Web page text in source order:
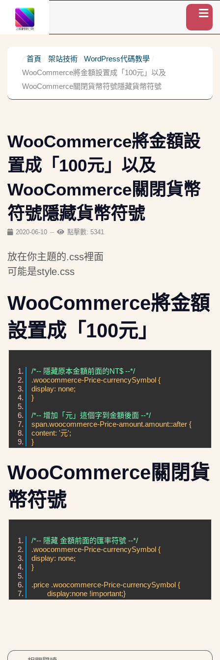
首頁 架站技術
WordPress代碼教學
WooCommerce將金額設置成「100元」以及
WooCommerce關閉貨幣符號隱藏貨幣符號
WooCommerce將金額設
置成「100元」以及
WooCommerce關閉貨幣
符號隱藏貨幣符號
2020-06-10 點擊數: 5341
放在你主題的.css裡面
可能是style.css
WooCommerce將金額
設置成「100元」
/*-- 隱藏原本金額前面的NT$ --*/
.woocommerce-Price-currencySymbol {
display: none;
}
/*-- 增加「元」這個字到金額後面 --*/
span.woocommerce-Price-amount.amount::after {
content: '元';
}
WooCommerce關閉貨
幣符號
/*-- 隱藏 金額前面的匯率符號 --*/
.woocommerce-Price-currencySymbol {
display: none;
}
.price .woocommerce-Price-currencySymbol {
display:none !important;}